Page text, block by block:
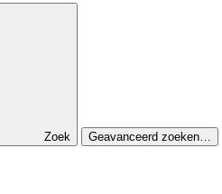
Zoek Geavanceerd zoeken…